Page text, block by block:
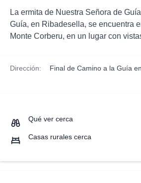
La ermita de Nuestra Señora de
Guía, en Ribadesella, se encuentra
Monte Corberu, en un lugar con
Dirección: Final de Camino a la Guía
Qué ver cerca
Casas rurales cerca